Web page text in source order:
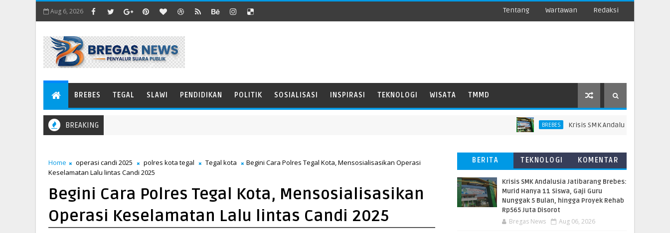
Aug 6, 2026 Tentang Wartawan Redaksi
BREBES TEGAL SLAWI PENDIDIKAN POLITIK SOSIALISASI INSPIRASI TEKNOLOGI WISATA TMMD
BREAKING BREBES Krisis SMK Andalusia Jatibarang
Home operasi candi 2025 polres kota tegal Tegal kota
Begini Cara Polres Tegal Kota, Mensosialisasikan Operasi
Keselamatan Lalu lintas Candi 2025
Begini Cara Polres Tegal Kota, Mensosialisasikan
Operasi Keselamatan Lalu lintas Candi 2025
BERITA
TERBARU
TEKNOLOGI
KOMENTAR
Krisis SMK Andalusia Jatibarang Brebes:
Murid Hanya 11 Siswa, Gaji Guru
Nunggak 5 Bulan, hingga Proyek Rehab
Rp565 Juta Disorot
Bregas News Aug 06, 2026